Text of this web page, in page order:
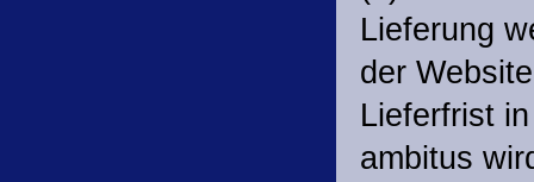
Lieferung
der
Lieferfrist
ambitus